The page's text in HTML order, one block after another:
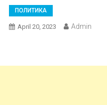
ПОЛИТИКА
April 20, 2023 Admin